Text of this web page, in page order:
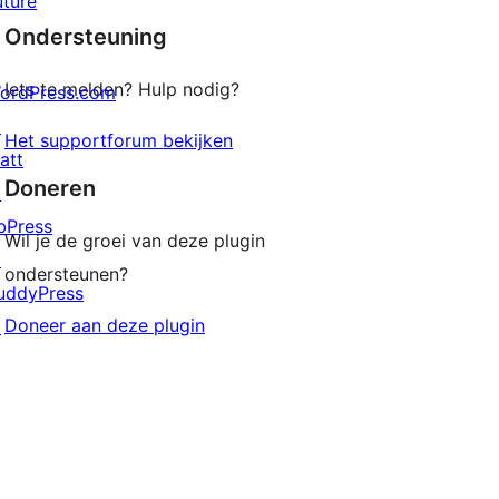
beoordelingen
Ondersteuning
Iets te melden? Hulp nodig?
Het supportforum bekijken
Doneren
Wil je de groei van deze plugin
ondersteunen?
Doneer aan deze plugin